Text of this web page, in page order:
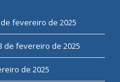
fevereiro de 2025
de fevereiro de 2025
de 2025